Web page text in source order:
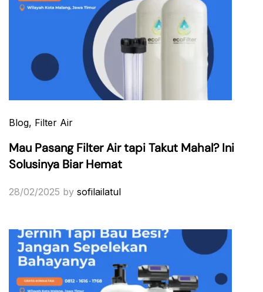
Blog, Filter Air
Mau Pasang Filter Air tapi Takut Mahal? Ini
Solusinya Biar Hemat
28/02/2025 by sofilailatul